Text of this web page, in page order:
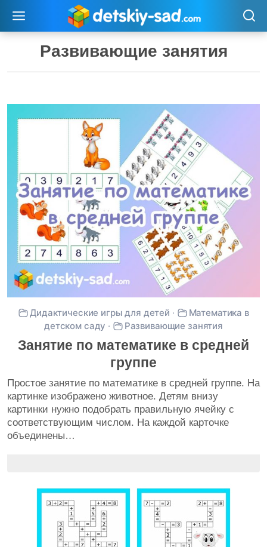
Развивающие занятия
Дидактические игры для детей ·
Математика в
детском саду · Развивающие занятия
Занятие по математике в средней
группе
Простое занятие по математике в средней группе. На
картинке изображено животное. Детям внизу
картинки нужно подобрать правильную ячейку с
соответствующим числом. На каждой карточке
объединены…